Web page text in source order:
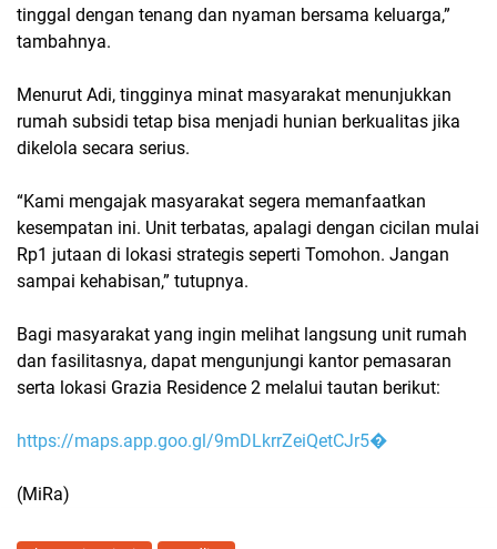
tinggal dengan tenang dan nyaman bersama keluarga,”
tambahnya.
Menurut Adi, tingginya minat masyarakat menunjukkan
rumah subsidi tetap bisa menjadi hunian berkualitas jika
dikelola secara serius.
“Kami mengajak masyarakat segera memanfaatkan
kesempatan ini. Unit terbatas, apalagi dengan cicilan mulai
Rp1 jutaan di lokasi strategis seperti Tomohon. Jangan
sampai kehabisan,” tutupnya.
Bagi masyarakat yang ingin melihat langsung unit rumah
dan fasilitasnya, dapat mengunjungi kantor pemasaran
serta lokasi Grazia Residence 2 melalui tautan berikut:
https://maps.app.goo.gl/9mDLkrrZeiQetCJr5�
(MiRa)